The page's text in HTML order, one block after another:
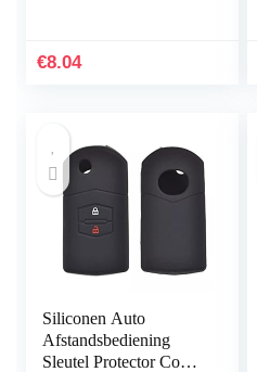
Citroen C1 C2 C3…
€8.04
Siliconen Auto
Afstandsbediening
Sleutel Protector Cover